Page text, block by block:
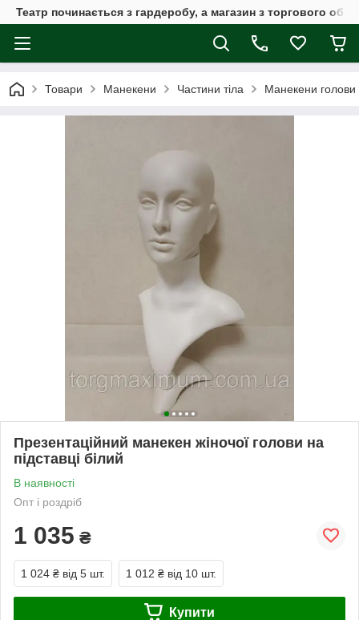
Театр починається з гардеробу, а магазин з торгового
Товари Манекени Частини тіла Манекени голови
Презентаційний манекен жіночої голови на
підставці білий
В наявності
Опт і роздріб
1 035 ₴
1 024 ₴ від 5 шт. 1 012 ₴ від 10 шт.
Купити